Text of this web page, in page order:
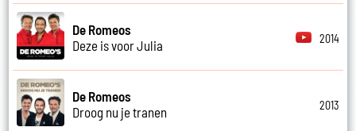
De Romeos
Deze is voor Julia
2014
De Romeos
Droog nu je tranen
2013